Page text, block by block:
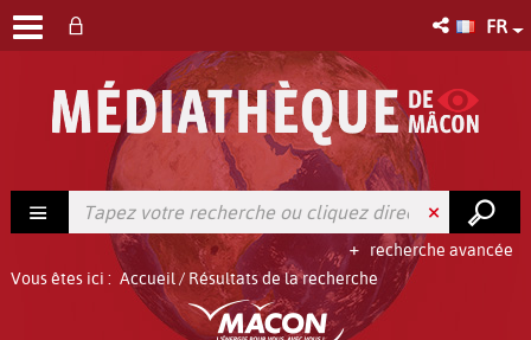
FR
recherche avancée
Vous êtes ici : Accueil/ Résultats de la recherche